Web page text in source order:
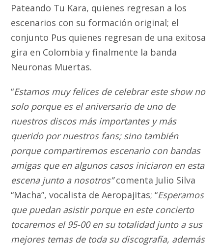
Pateando Tu Kara, quienes regresan a los
escenarios con su formación original; el
conjunto Pus quienes regresan de una exitosa
gira en Colombia y finalmente la banda
Neuronas Muertas.
“Estamos muy felices de celebrar este show no
solo porque es el aniversario de uno de
nuestros discos más importantes y más
querido por nuestros fans; sino también
porque compartiremos escenario con bandas
amigas que en algunos casos iniciaron en esta
escena junto a nosotros”comenta Julio Silva
“Macha”, vocalista de Aeropajitas; “Esperamos
que puedan asistir porque en este concierto
tocaremos el 95-00 en su totalidad junto a sus
mejores temas de toda su discografía, además